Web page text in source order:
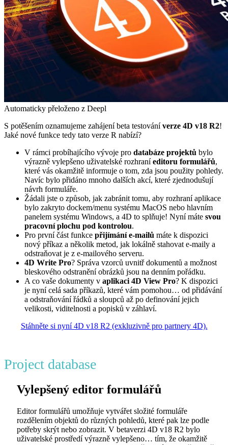
Automaticky přeloženo z Deepl
S potěšením oznamujeme zahájení beta testováníverze 4D v18 R2!
Jaké nové funkce tedy tato verze R nabízí?
V rámci probíhajícího vývoje pro databáze projektů bylo
výrazně vylepšeno uživatelské rozhraníeditoru formulářů,
které vás okamžitě informuje o tom, zda jsou použity pohledy.
Navíc bylo přidáno mnoho dalších akcí, které zjednodušují
návrh formuláře.
Žádali jste o způsob, jak zabránit tomu, aby rozhraní aplikace
bylo zakryto dockem/menu systému MacOS nebo hlavním
panelem systému Windows, a 4D to splňuje! Nyní máte svou
pracovní plochu pod kontrolou.
Pro první část funkce přijímání e-mailů máte k dispozici
nový příkaz a několik metod, jak lokálně stahovat e-maily a
odstraňovat je z e-mailového serveru.
4D Write Pro? Správa vzorců uvnitř dokumentů a možnost
bleskového odstranění obrázků jsou na denním pořádku.
A co vaše dokumenty v aplikaci 4D View Pro? K dispozici
je nyní celá sada příkazů, které vám pomohou… od přidávání
a odstraňování řádků a sloupců až po definování jejich
velikosti, viditelnosti a popisků v záhlaví.
Stáhněte si nyní 4D v18 R2 (exkluzivně pro partnery 4D).
Project database
Vylepšený editor formulářů
Editor formulářů umožňuje vytvářet složité formuláře
rozdělením objektů do různých pohledů, které pak lze podle
potřeby skrýt nebo zobrazit. V betaverzi 4D v18 R2 bylo
uživatelské prostředí výrazně vylepšeno… tím, že okamžitě